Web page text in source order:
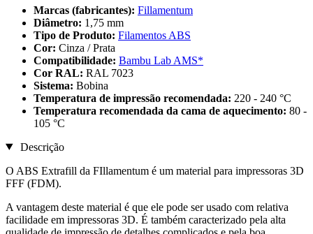
Marcas (fabricantes): Fillamentum
Diâmetro: 1,75 mm
Tipo de Produto: Filamentos ABS
Cor: Cinza / Prata
Compatibilidade: Bambu Lab AMS*
Cor RAL: RAL 7023
Sistema: Bobina
Temperatura de impressão recomendada: 220 - 240 °C
Temperatura recomendada da cama de aquecimento: 80 -
105 °C
Descrição
O ABS Extrafill da FIllamentum é um material para impressoras 3D
FFF (FDM).
A vantagem deste material é que ele pode ser usado com relativa
facilidade em impressoras 3D. É também caracterizado pela alta